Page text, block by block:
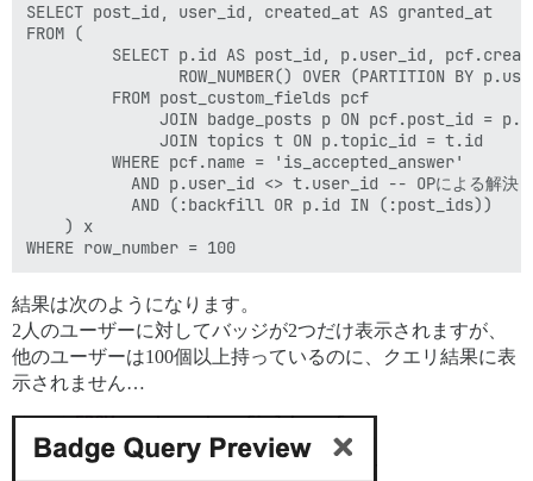
SELECT post_id, user_id, created_at AS granted_at
FROM (
SELECT p.id AS post_id, p.user_id,
ROW_NUMBER() OVER (PARTITION BY
         FROM post_custom_fields pcf
JOIN badge_posts p ON pcf.post_id =
              JOIN topics t ON p.topic_id = t.id
         WHERE pcf.name = 'is_accepted_answer'
AND p.user_id <> t.user_id -- OPによる解決ト
           AND (:backfill OR p.id IN (:post_ids))
    ) x
結果は次のようになります。
2人のユーザーに対してバッジが2つだけ表示されますが、
他のユーザーは100個以上持っているのに、クエリ結果に表
示されません…